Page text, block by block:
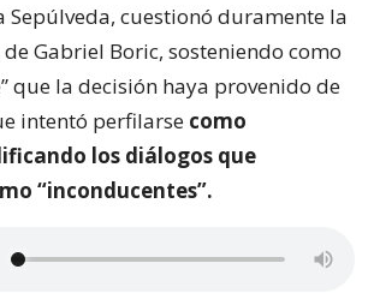
Sepúlveda, cuestionó duramente la
Gabriel Boric, sosteniendo como
que la decisión haya provenido de
intentó perfilarse como
los diálogos que
“inconducentes”.